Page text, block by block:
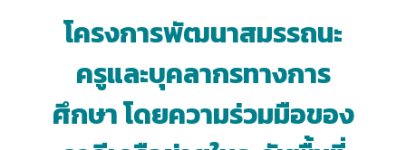
โครงการพัฒนาสมรรถนะ
ครูและบุคลากรทางการ
ศึกษา โดยความร่วมมือของ